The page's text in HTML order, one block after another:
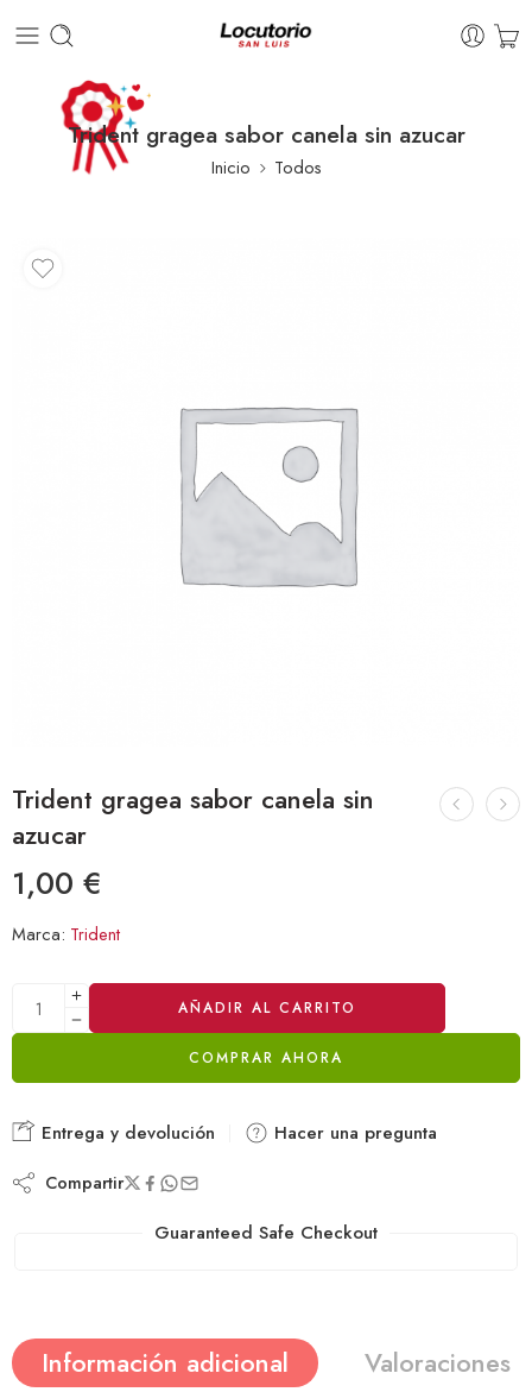
Trident gragea sabor canela sin azucar
Inicio Todos
Trident gragea sabor canela sin
azucar
1,00 €
Marca: Trident
AÑADIR AL CARRITO
COMPRAR AHORA
Alternative:
Entrega y devolución Hacer una pregunta
Compartir
Guaranteed Safe Checkout
Información adicional Valoraciones